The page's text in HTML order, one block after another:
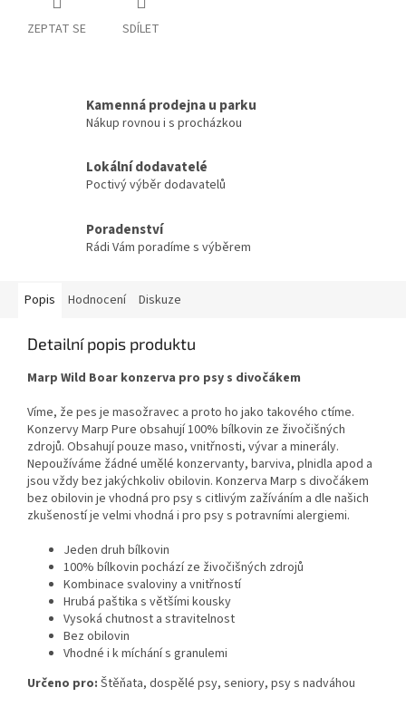
ZEPTAT SE SDÍLET
Kamenná prodejna u parku
Nákup rovnou i s procházkou
Lokální dodavatelé
Poctivý výběr dodavatelů
Poradenství
Rádi Vám poradíme s výběrem
Popis Hodnocení Diskuze
Detailní popis produktu
Marp Wild Boar konzerva pro psy s divočákem
Víme, že pes je masožravec a proto ho jako takového ctíme.
Konzervy Marp Pure obsahují 100% bílkovin ze živočišných
zdrojů. Obsahují pouze maso, vnitřnosti, vývar a minerály.
Nepoužíváme žádné umělé konzervanty, barviva, plnidla apod a
jsou vždy bez jakýchkoliv obilovin. Konzerva Marp s divočákem
bez obilovin je vhodná pro psy s citlivým zažíváním a dle našich
zkušeností je velmi vhodná i pro psy s potravními alergiemi.
Jeden druh bílkovin
100% bílkovin pochází ze živočišných zdrojů
Kombinace svaloviny a vnitřností
Hrubá paštika s většími kousky
Vysoká chutnost a stravitelnost
Bez obilovin
Vhodné i k míchání s granulemi
Určeno pro: Štěňata, dospělé psy, seniory, psy s nadváhou